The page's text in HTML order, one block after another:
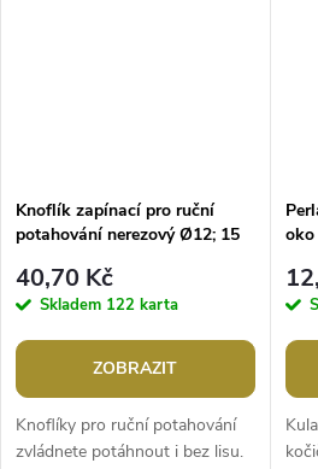
Knoflík zapínací pro ruční
potahování nerezový Ø12; 15
40,70 Kč
Skladem 122 karta
ZOBRAZIT
Knoflíky pro ruční potahování
zvládnete potáhnout i bez lisu.